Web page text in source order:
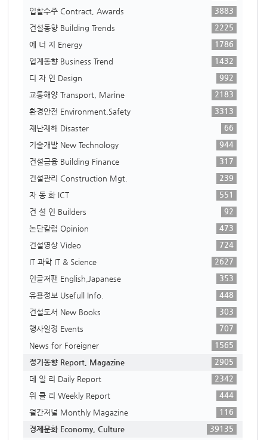
입찰수주 Contract, Awards
3883
건설동향 Building Trends
2225
에 너 지 Energy
1786
업계동향 Business Trend
1432
디 자 인 Design
992
교통해양 Transport, Marine
2183
환경안전 Environment,Safety
3313
재난재해 Disaster
66
기술개발 New Technology
944
건설금융 Building Finance
317
건설관리 Construction Mgt.
239
자 동 화 ICT
551
건 설 인 Builders
92
논단칼럼 Opinion
473
건설영상 Video
724
IT 과학 IT & Science
2627
인글저팬 English,Japanese
353
유용정보 Usefull Info.
448
건설도서 New Books
303
행사일정 Events
707
News for Foreigner
1565
정기동향 Report, Magazine
2905
데 일 리 Daily Report
2342
위 클 리 Weekly Report
444
월간저널 Monthly Magazine
116
경제문화 Economy, Culture
39135